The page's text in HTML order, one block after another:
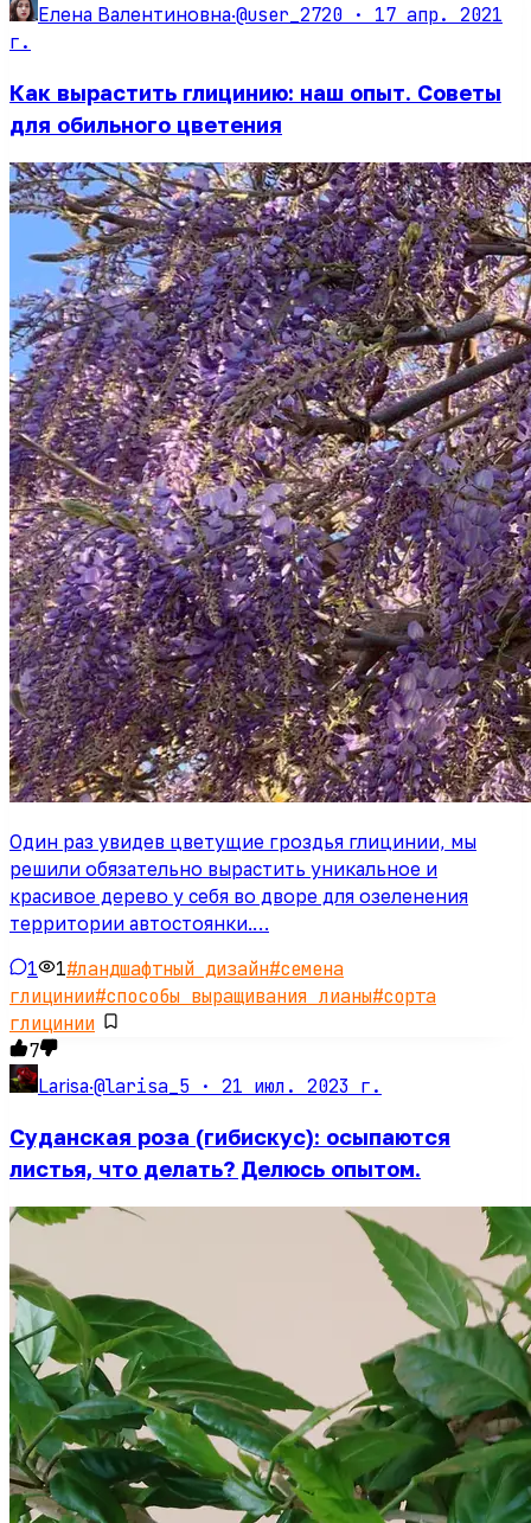
Елена Валентиновна·@user_2720 · 17 апр. 2021
г.
Как вырастить глицинию: наш опыт. Советы
для обильного цветения
Один раз увидев цветущие гроздья глицинии, мы
решили обязательно вырастить уникальное и
красивое дерево у себя во дворе для озеленения
территории автостоянки.…
1 1#ландшафтный дизайн#семена
глицинии#способы выращивания лианы#сорта
глицинии
7
Larisa·@larisa_5 · 21 июл. 2023 г.
Суданская роза (гибискус): осыпаются
листья, что делать? Делюсь опытом.